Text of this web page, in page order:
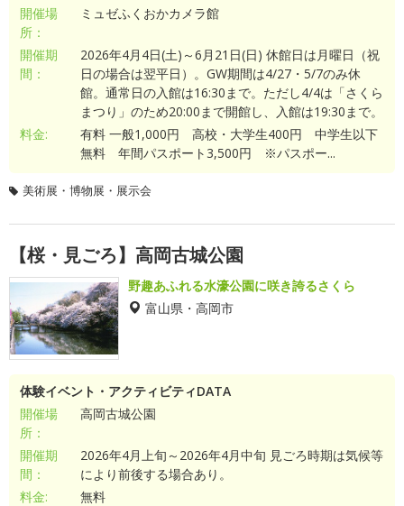
開催場
所：
ミュゼふくおかカメラ館
開催期
間：
2026年4月4日(土)～6月21日(日) 休館日は月曜日（祝
日の場合は翌平日）。GW期間は4/27・5/7のみ休
館。通常日の入館は16:30まで。ただし4/4は「さくら
まつり」のため20:00まで開館し、入館は19:30まで。
料金:
有料 一般1,000円 高校・大学生400円 中学生以下
無料 年間パスポート3,500円 ※パスポー...
美術展・博物展・展示会
【桜・見ごろ】高岡古城公園
野趣あふれる水濠公園に咲き誇るさくら
富山県・高岡市
体験イベント・アクティビティDATA
開催場
所：
高岡古城公園
開催期
間：
2026年4月上旬～2026年4月中旬 見ごろ時期は気候等
により前後する場合あり。
料金:
無料